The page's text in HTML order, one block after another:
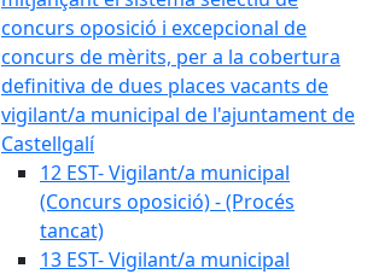
concurs oposició i excepcional de
concurs de mèrits, per a la cobertura
definitiva de dues places vacants de
vigilant/a municipal de l'ajuntament de
Castellgalí
12 EST- Vigilant/a municipal
(Concurs oposició) - (Procés
tancat)
13 EST- Vigilant/a municipal